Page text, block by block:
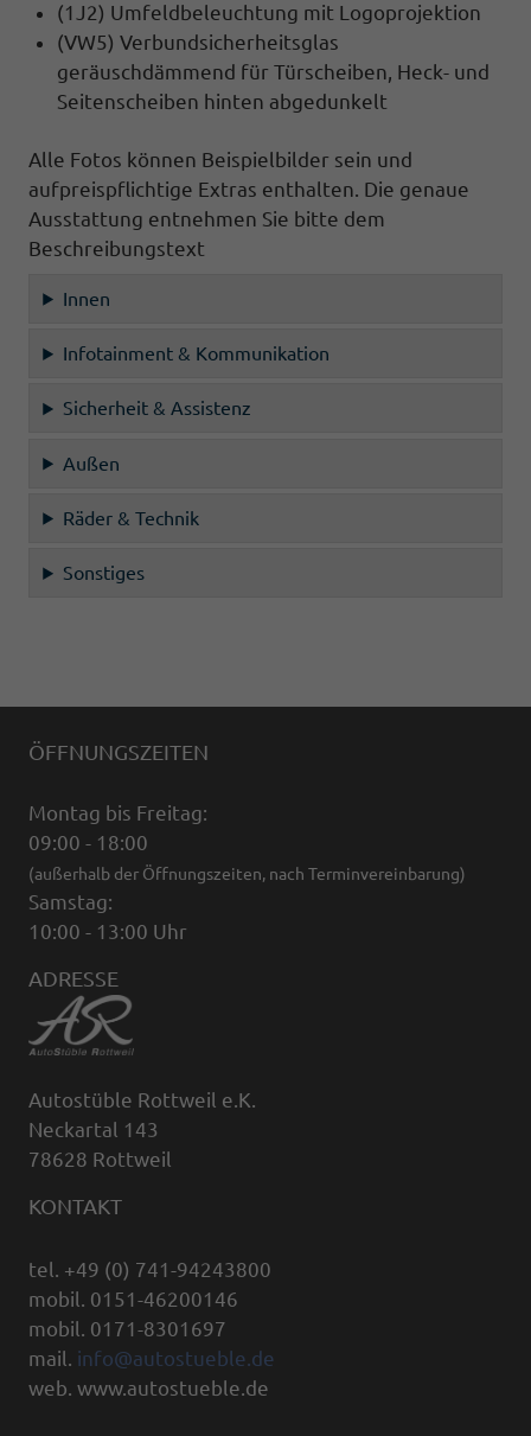
(1J2) Umfeldbeleuchtung mit Logoprojektion
(VW5) Verbundsicherheitsglas
geräuschdämmend für Türscheiben, Heck- und
Seitenscheiben hinten abgedunkelt
Alle Fotos können Beispielbilder sein und
aufpreispflichtige Extras enthalten. Die genaue
Ausstattung entnehmen Sie bitte dem
Beschreibungstext
Innen
Infotainment & Kommunikation
Sicherheit & Assistenz
Außen
Räder & Technik
Sonstiges
ÖFFNUNGSZEITEN
Montag bis Freitag:
09:00 - 18:00
(außerhalb der Öffnungszeiten, nach Terminvereinbarung)
Samstag:
10:00 - 13:00 Uhr
ADRESSE
Autostüble Rottweil e.K.
Neckartal 143
78628 Rottweil
KONTAKT
tel. +49 (0) 741-94243800
mobil. 0151-46200146
mobil. 0171-8301697
mail. info@autostueble.de
web. www.autostueble.de